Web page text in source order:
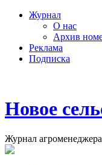
Журнал
О нас
Архив
Реклама
Подписка
Новое
Журнал агроменеджера